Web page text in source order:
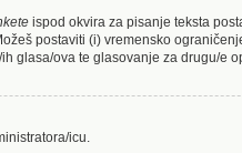
ispod okvira za pisanje teksta
postaviti (i) vremensko
glasa/ova te glasovanje za drugu/e
icu.